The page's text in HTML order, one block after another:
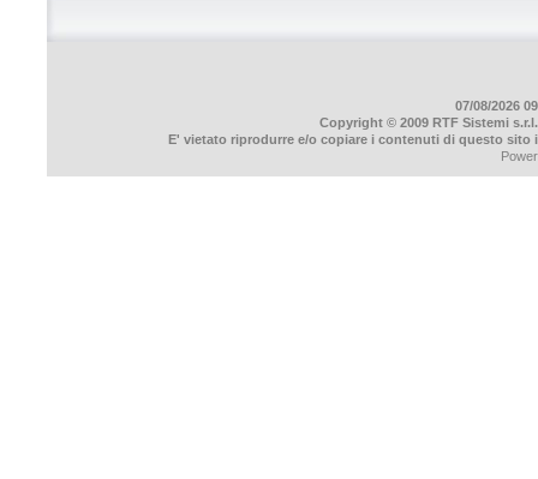
07/08/2026
Copyright © 2009 RTF Sistemi
E' vietato riprodurre e/o copiare i contenuti di questo